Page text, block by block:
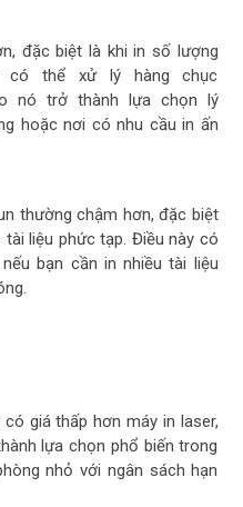
đặc biệt là khi in số lượng
có thể xử lý hàng chục
nó trở thành lựa chọn lý
hoặc nơi có nhu cầu in ấn
thường chậm hơn, đặc biệt
liệu phức tạp. Điều này có
bạn cần in nhiều tài liệu
giá thấp hơn máy in laser,
lựa chọn phổ biến trong
nhỏ với ngân sách hạn